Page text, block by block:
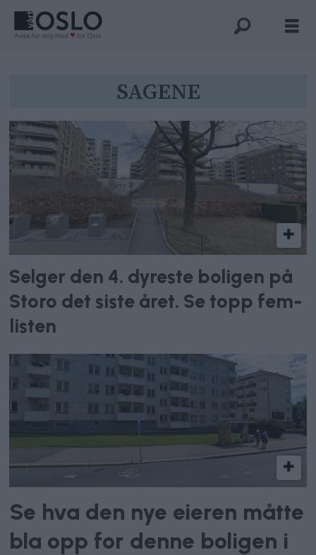
sagene
SAGENE
Selger den 4. dyreste boligen på
Storo det siste året. Se topp fem-
listen
Se hva den nye eieren måtte
bla opp for denne boligen i